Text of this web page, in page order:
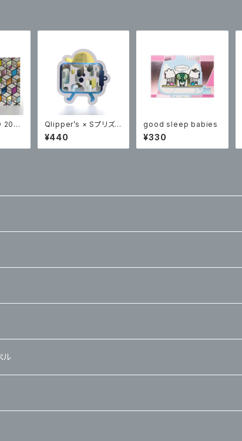
202
Qlipper’s × Sプリズム
プリント ステッカー
¥440
good sleep babies
¥330
ル